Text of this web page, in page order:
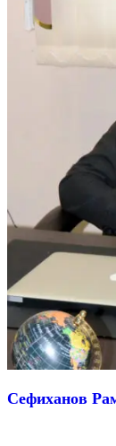
Сефиханов